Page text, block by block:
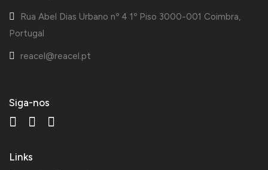
Rua Abel Dias Urbano nº 4 1º Piso 3000-001 Coimbra,
Portugal
reacel@reacel.pt
Siga-nos
Links